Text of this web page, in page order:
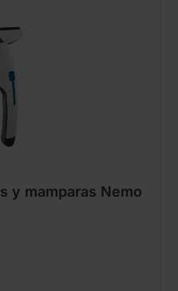
y mamparas Nemo